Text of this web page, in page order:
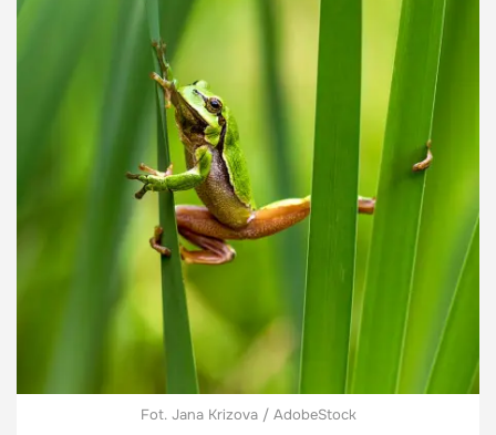
Fot. Jana Krizova / AdobeStock